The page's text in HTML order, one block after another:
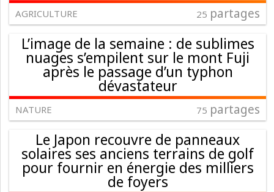
AGRICULTURE 25 partages
L’image de la semaine : de sublimes
nuages s’empilent sur le mont Fuji
après le passage d’un typhon
dévastateur
NATURE 75 partages
Le Japon recouvre de panneaux
solaires ses anciens terrains de golf
pour fournir en énergie des milliers
de foyers